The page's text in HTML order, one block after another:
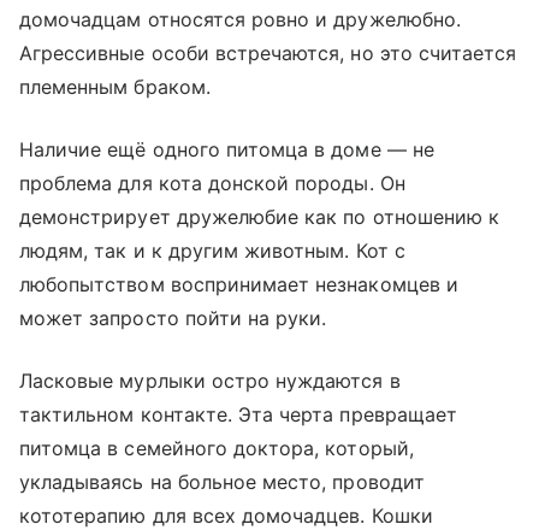
домочадцам относятся ровно и дружелюбно.
Агрессивные особи встречаются, но это считается
племенным браком.
Наличие ещё одного питомца в доме — не
проблема для кота донской породы. Он
демонстрирует дружелюбие как по отношению к
людям, так и к другим животным. Кот с
любопытством воспринимает незнакомцев и
может запросто пойти на руки.
Ласковые мурлыки остро нуждаются в
тактильном контакте. Эта черта превращает
питомца в семейного доктора, который,
укладываясь на больное место, проводит
кототерапию для всех домочадцев. Кошки